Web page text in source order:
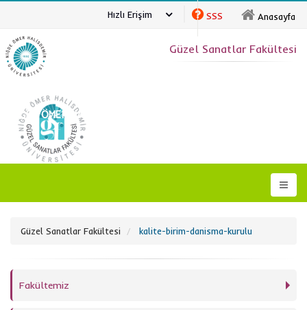
Anasayfa
SSS
Hızlı Erişim
NİĞDE ÖMER HALİSDEMİR ÜNİVERSİTESİ
Güzel Sanatlar Fakültesi
Güzel Sanatlar Fakültesi kalite-birim-danisma-kurulu
Fakültemiz